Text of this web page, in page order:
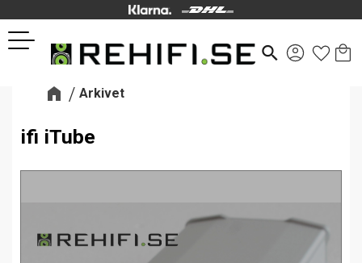
Meny
search
Arkivet
ifi iTube